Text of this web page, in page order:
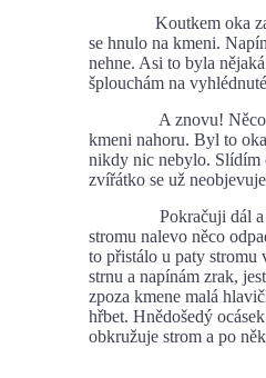
Koutkem oka
se hnulo na kmeni.
nehne. Asi to byla
šplouchám na
A znovu! Něco se
kmeni nahoru. Byl to
nikdy nic nebylo. Slídím
zvířátko se už
Pokračuji dál a
stromu nalevo něco
to přistálo u paty stromu
strnu a napínám zrak,
zpoza kmene malá
hřbet. Hnědošedý
obkružuje strom a po